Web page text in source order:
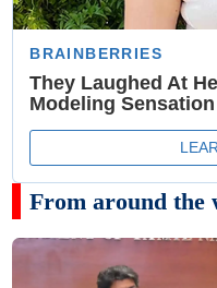
From around the